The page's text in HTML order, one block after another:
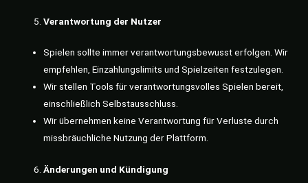
Verantwortung der Nutzer
Spielen sollte immer verantwortungsbewusst erfolgen. Wir
empfehlen, Einzahlungslimits und Spielzeiten festzulegen.
Wir stellen Tools für verantwortungsvolles Spielen bereit,
einschließlich Selbstausschluss.
Wir übernehmen keine Verantwortung für Verluste durch
missbräuchliche Nutzung der Plattform.
Änderungen und Kündigung